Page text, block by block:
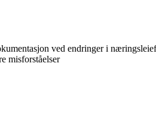
ved endringer i
misforståelser